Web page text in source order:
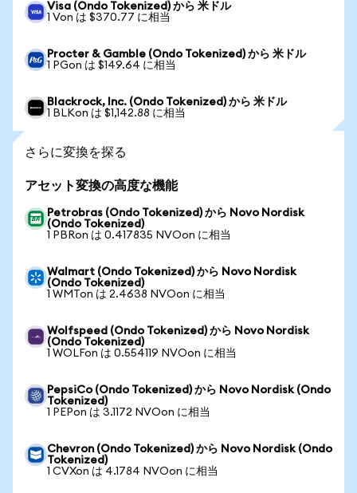
Visa (Ondo Tokenized) から 米ドル
1 Von は $370.77 に相当
Procter & Gamble (Ondo Tokenized) から 米ドル
1 PGon は $149.64 に相当
Blackrock, Inc. (Ondo Tokenized) から 米ドル
1 BLKon は $1,142.88 に相当
さらに変換を探る
アセット変換の高度な機能
Petrobras (Ondo Tokenized) から Novo Nordisk
(Ondo Tokenized)
1 PBRon は 0.417835 NVOon に相当
Walmart (Ondo Tokenized) から Novo Nordisk
(Ondo Tokenized)
1 WMTon は 2.4638 NVOon に相当
Wolfspeed (Ondo Tokenized) から Novo Nordisk
(Ondo Tokenized)
1 WOLFon は 0.554119 NVOon に相当
PepsiCo (Ondo Tokenized) から Novo Nordisk (Ondo
Tokenized)
1 PEPon は 3.1172 NVOon に相当
Chevron (Ondo Tokenized) から Novo Nordisk (Ondo
Tokenized)
1 CVXon は 4.1784 NVOon に相当